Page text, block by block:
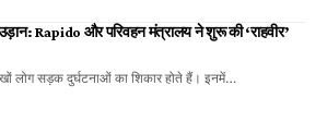
Rapido और परिवहन मंत्रालय ने शुरू की ‘राहवीर’
लोग सड़क दुर्घटनाओं का शिकार होते हैं। इनमें…